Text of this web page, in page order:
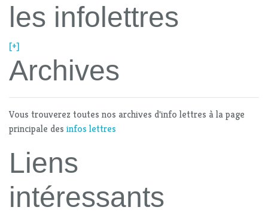
les infolettres
[+]
Archives
Vous trouverez toutes nos archives d'info lettres à la page
principale des infos lettres
Liens
intéressants